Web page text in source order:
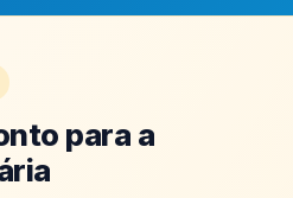
para a